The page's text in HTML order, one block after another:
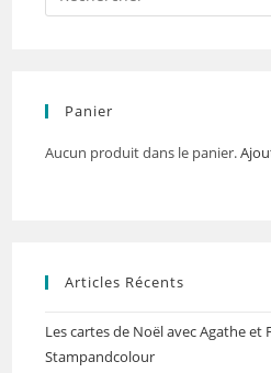
Panier
Aucun produit dans le panier.
Articles Récents
Les cartes de Noël avec Agathe et
Stampandcolour